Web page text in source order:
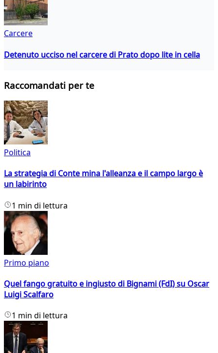
Carcere
Detenuto ucciso nel carcere di Prato dopo lite in cella
Raccomandati per te
Politica
La strategia di Conte mina l'alleanza e il campo largo è
un labirinto
1 min di lettura
Primo piano
Quel fango gratuito e ingiusto di Bignami (FdI) su Oscar
Luigi Scalfaro
1 min di lettura